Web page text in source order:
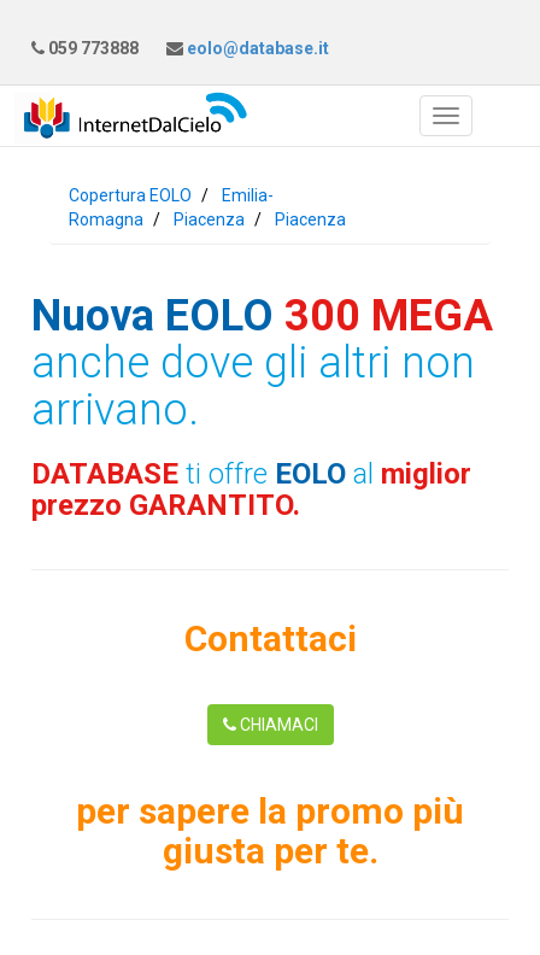
059 773888 eolo@database.it
Copertura EOLO
Emilia-
Romagna
Piacenza Piacenza
Nuova EOLO 300 MEGA
anche dove gli altri non
arrivano.
DATABASEti offre EOLO al miglior
prezzo GARANTITO.
Contattaci
CHIAMACI
per sapere la promo più
giusta per te.